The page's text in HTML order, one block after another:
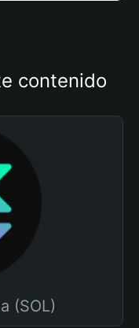
contenido
(SOL)